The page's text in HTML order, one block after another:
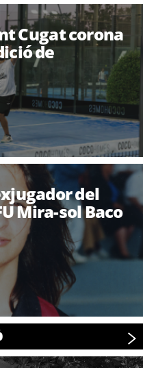
Cugat corona
de
del
Mira-sol Baco